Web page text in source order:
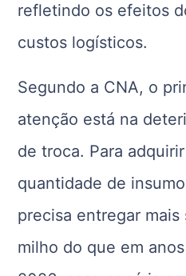
refletindo os efeitos
custos logísticos.
Segundo a CNA, o
atenção está na
de troca. Para
quantidade de
precisa entregar mais
milho do que em